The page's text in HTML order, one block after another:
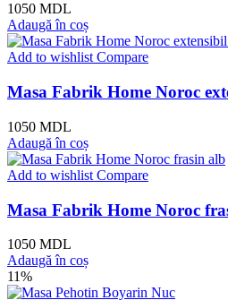
1050 MDL
Adaugă în coș
Add to wishlistCompare
Masa Fabrik Home Noroc
1050 MDL
Adaugă în coș
Add to wishlist Compare
Masa Fabrik Home Noroc
1050 MDL
Adaugă în coș
11%